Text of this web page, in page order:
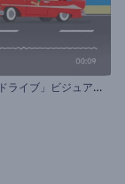
「
バーチャルドライブ」ビジュアライザー